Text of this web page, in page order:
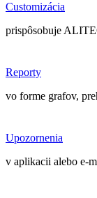
Customizácia
prispôsobuje
Reporty
vo forme grafov,
Upozornenia
v aplikacii alebo e-